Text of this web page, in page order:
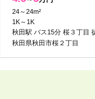
24～24m²
1K～1K
秋田駅 バス15分 桜３丁目
秋田県秋田市桜２丁目